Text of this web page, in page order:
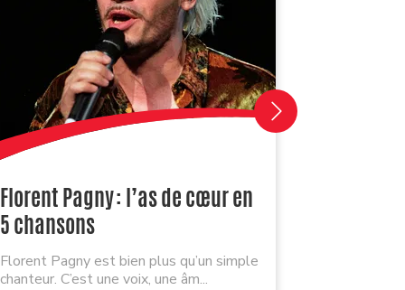
Florent Pagny : l’as de cœur en
5 chansons
Florent Pagny est bien plus qu’un simple
chanteur. C’est une voix, une âm...